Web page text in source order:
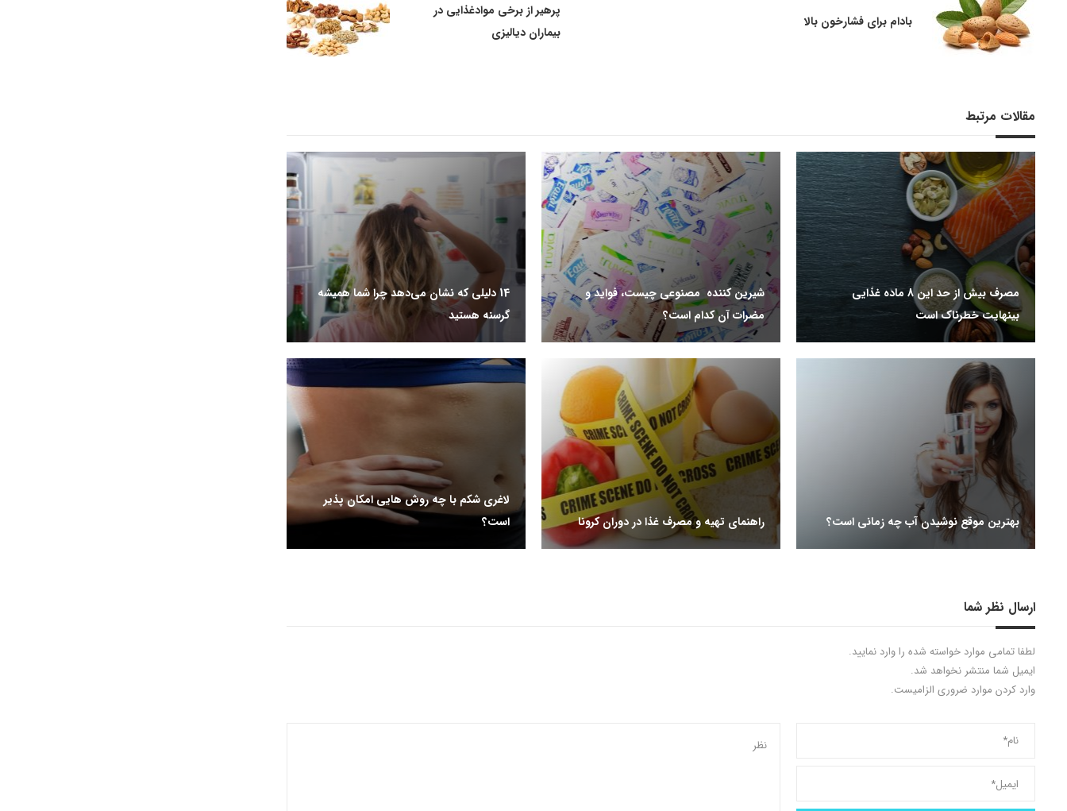
بادام برای فشارخون بالا
پرهیر از برخی موادغذایی در
بیماران دیالیزی
مقالات مرتبط
مصرف بیش از حد این 8 ماده غذایی
بینهایت خطرناک است
شیرین کننده مصنوعی چیست، فواید و
مضرات آن کدام است؟
14 دلیلی که نشان می‌دهد چرا شما همیشه
گرسنه هستید
بهترین موقع نوشیدن آب چه زمانی است؟ راهنمای تهیه و مصرف غذا در دوران کرونا
لاغری شکم با چه روش هایی امکان پذیر
است؟
ارسال نظر شما
لطفا تمامی موارد خواسته شده را وارد نمایید.
ایمیل شما منتشر نخواهد شد.
وارد کردن موارد ضروری الزامیست.